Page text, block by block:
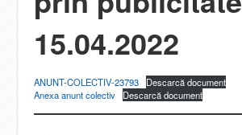
15.04.2022
ANUNT-COLECTIV-23793
Descarcă document
Anexa anunt colectiv
Descarcă document